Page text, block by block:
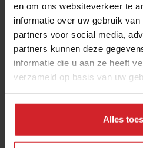
en om ons websiteverkeer te
informatie over uw gebruik
partners voor social media,
partners kunnen deze
informatie die u aan ze heeft
verzameld op basis van uw
Alles
Vrimibo 28-9